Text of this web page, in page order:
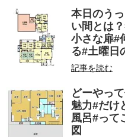
本日のう
い間とは
小さな扉#
る#土曜日
記事を読む
どーやっ
魅力#だけ
風呂#って
図